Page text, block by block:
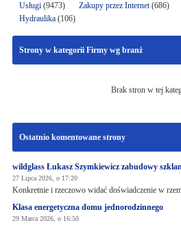
Usługi(9473) Zakupy przez Internet(686)
Hydraulika(106)
Strony w kategorii Firmy wg branż
Brak stron w tej
Ostatnio komentowane strony
wildglass Łukasz Szymkiewicz zabudowy
27 Lipca 2026, o 17:20
Konkretnie i rzeczowo widać doświadczenie w
Klasa energetyczna domu jednorodzinnego
29 Marca 2026, o 16:50